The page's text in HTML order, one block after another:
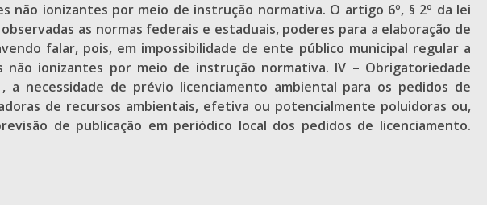
ionizantes por meio de instrução normativa. O artigo 6º, § 2º da lei
as normas federais e estaduais, poderes para a elaboração de
falar, pois, em impossibilidade de ente público municipal regular a
ionizantes por meio de instrução normativa. IV – Obrigatoriedade
a necessidade de prévio licenciamento ambiental para os pedidos de
de recursos ambientais, efetiva ou potencialmente poluidoras ou,
de publicação em periódico local dos pedidos de licenciamento.